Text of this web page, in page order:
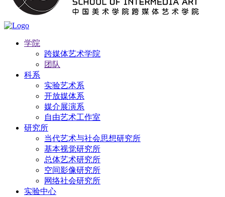
学院
跨媒体艺术学院
团队
科系
实验艺术系
开放媒体系
媒介展演系
自由艺术工作室
研究所
当代艺术与社会思想研究所
基本视觉研究所
总体艺术研究所
空间影像研究所
网络社会研究所
实验中心